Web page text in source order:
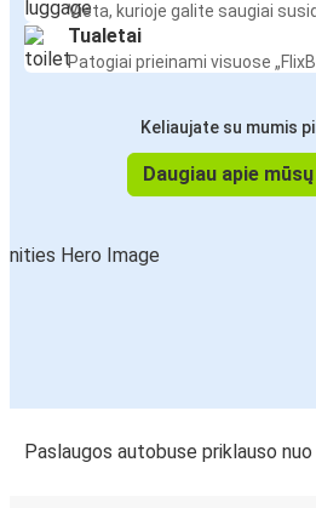
Vieta, kurioje galite saugiai
Tualetai
Patogiai prieinami visuose
Keliaujate su mumis
Daugiau apie
Paslaugos autobuse priklauso